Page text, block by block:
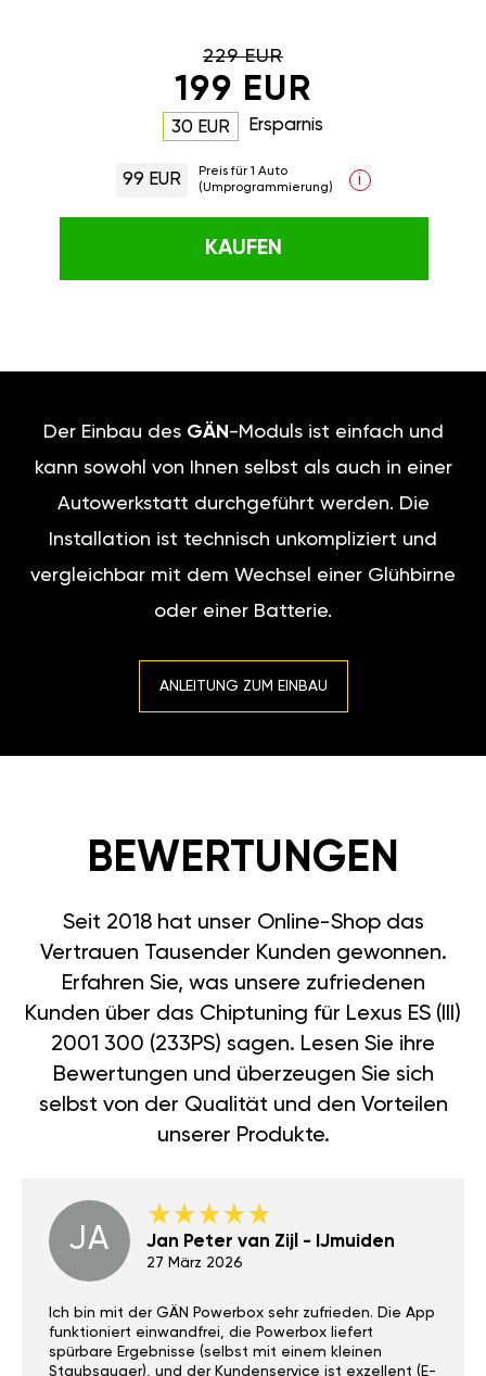
229 EUR
199 EUR
30 EUR Ersparnis
99 EUR
Preis für 1 Auto
(Umprogrammierung)
i
KAUFEN
Der Einbau des GÄN -Moduls ist einfach und
kann sowohl von Ihnen selbst als auch in einer
Autowerkstatt durchgeführt werden. Die
Installation ist technisch unkompliziert und
vergleichbar mit dem Wechsel einer Glühbirne
oder einer Batterie.
ANLEITUNG ZUM EINBAU
BEWERTUNGEN
Seit 2018 hat unser Online-Shop das
Vertrauen Tausender Kunden gewonnen.
Erfahren Sie, was unsere zufriedenen
Kunden über das Chiptuning für Lexus ES (III)
2001 300 (233PS) sagen. Lesen Sie ihre
Bewertungen und überzeugen Sie sich
selbst von der Qualität und den Vorteilen
unserer Produkte.
JA Jan Peter van Zijl - IJmuiden
27 März 2026
Ich bin mit der GÄN Powerbox sehr zufrieden. Die App
funktioniert einwandfrei, die Powerbox liefert
spürbare Ergebnisse (selbst mit einem kleinen
Staubsauger), und der Kundenservice ist exzellent (E-